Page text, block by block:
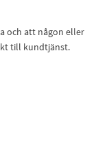
och att någon eller
till kundtjänst.